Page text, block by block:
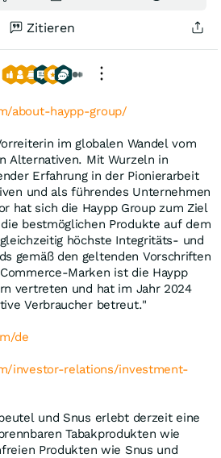
Zitieren
about-haypp-group/
im globalen Wandel vom
Alternativen. Mit Wurzeln in
Erfahrung in der Pionierarbeit
und als führendes Unternehmen
hat sich die Haypp Group zum Ziel
bestmöglichen Produkte auf dem
höchste Integritäts- und
gemäß den geltenden Vorschriften
Marken ist die Haypp
vertreten und hat im Jahr 2024
Verbraucher betreut."
de
investor-relations/investment-
und Snus erlebt derzeit eine
Tabakprodukten wie
Produkten wie Snus und